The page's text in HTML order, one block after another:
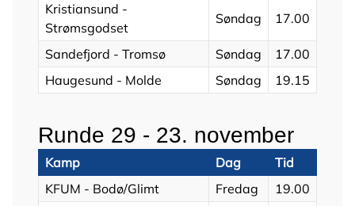
Kristiansund -
Strømsgodset
Søndag 17.00
Sandefjord - Tromsø Søndag
17.00
Haugesund - Molde
Søndag 19.15
Runde 29 - 23. november
Kamp Dag
Tid
KFUM - Bodø/Glimt
Fredag
19.00